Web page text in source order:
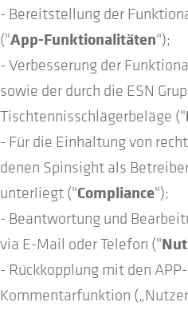
- Bereitstellung der
("App-Funktionalitäten");
- Verbesserung der
sowie der durch die ESN
Tischtennisschlägerbeläge ("
- Für die Einhaltung von
denen Spinsight als
unterliegt ("Compliance");
- Beantwortung und
via E-Mail oder Telefon ("
- Rückkopplung mit den
Kommentarfunktion